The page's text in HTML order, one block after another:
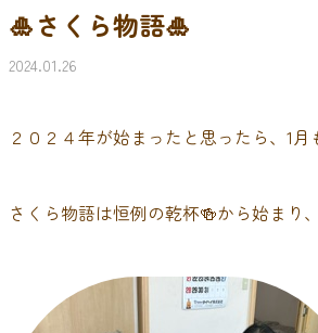
🎍さくら物語🎍
2024.01.26
２０２４年が始まったと思ったら、1
さくら物語は恒例の乾杯🍻から始まり